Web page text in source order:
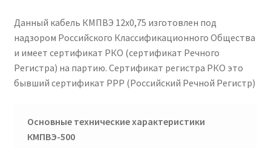
Данный кабель КМПВЭ 12х0,75 изготовлен под
надзором Российского Классификационного Общества
и имеет сертификат РКО (сертификат Речного
Регистра) на партию. Сертификат регистра РКО это
бывший сертификат РРР (Российский Речной Регистр)
Основные технические характеристики
КМПВЭ-500